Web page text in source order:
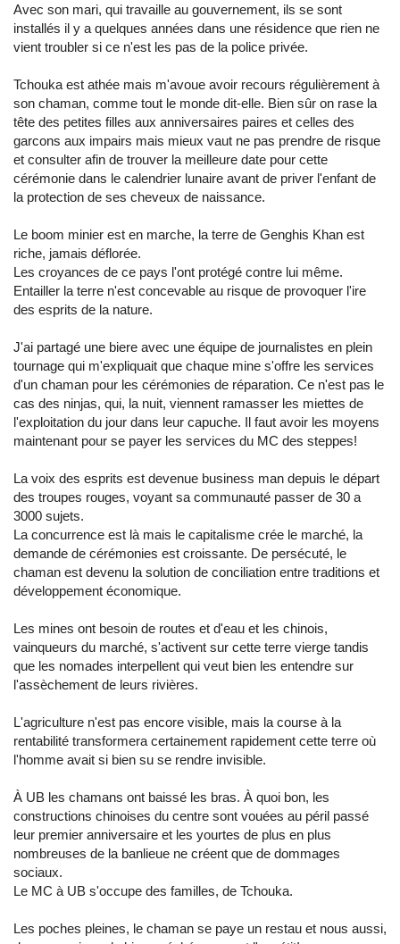
Avec son mari, qui travaille au gouvernement, ils se sont
installés il y a quelques années dans une résidence que rien ne
vient troubler si ce n'est les pas de la police privée.
Tchouka est athée mais m'avoue avoir recours régulièrement à
son chaman, comme tout le monde dit-elle. Bien sûr on rase la
tête des petites filles aux anniversaires paires et celles des
garcons aux impairs mais mieux vaut ne pas prendre de risque
et consulter afin de trouver la meilleure date pour cette
cérémonie dans le calendrier lunaire avant de priver l'enfant de
la protection de ses cheveux de naissance.
Le boom minier est en marche, la terre de Genghis Khan est
riche, jamais déflorée.
Les croyances de ce pays l'ont protégé contre lui même.
Entailler la terre n'est concevable au risque de provoquer l'ire
des esprits de la nature.
J'ai partagé une biere avec une équipe de journalistes en plein
tournage qui m'expliquait que chaque mine s'offre les services
d'un chaman pour les cérémonies de réparation. Ce n'est pas le
cas des ninjas, qui, la nuit, viennent ramasser les miettes de
l'exploitation du jour dans leur capuche. Il faut avoir les moyens
maintenant pour se payer les services du MC des steppes!
La voix des esprits est devenue business man depuis le départ
des troupes rouges, voyant sa communauté passer de 30 a
3000 sujets.
La concurrence est là mais le capitalisme crée le marché, la
demande de cérémonies est croissante. De persécuté, le
chaman est devenu la solution de conciliation entre traditions et
développement économique.
Les mines ont besoin de routes et d'eau et les chinois,
vainqueurs du marché, s'activent sur cette terre vierge tandis
que les nomades interpellent qui veut bien les entendre sur
l'assèchement de leurs rivières.
L'agriculture n'est pas encore visible, mais la course à la
rentabilité transformera certainement rapidement cette terre où
l'homme avait si bien su se rendre invisible.
À UB les chamans ont baissé les bras. À quoi bon, les
constructions chinoises du centre sont vouées au péril passé
leur premier anniversaire et les yourtes de plus en plus
nombreuses de la banlieue ne créent que de dommages
sociaux.
Le MC à UB s'occupe des familles, de Tchouka.
Les poches pleines, le chaman se paye un restau et nous aussi,